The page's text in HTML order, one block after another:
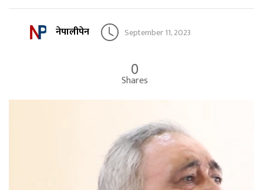
नेपालीपेन September 11, 2023
0
Shares